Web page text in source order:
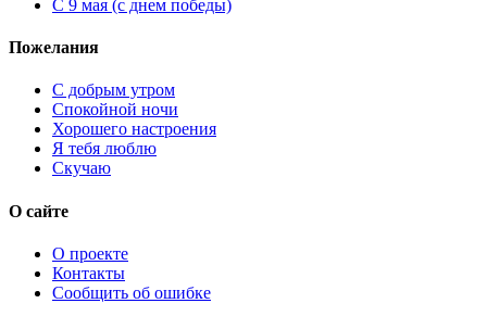
С 9 мая (с днем победы)
Пожелания
С добрым утром
Спокойной ночи
Хорошего настроения
Я тебя люблю
Скучаю
О сайте
О проекте
Контакты
Сообщить об ошибке